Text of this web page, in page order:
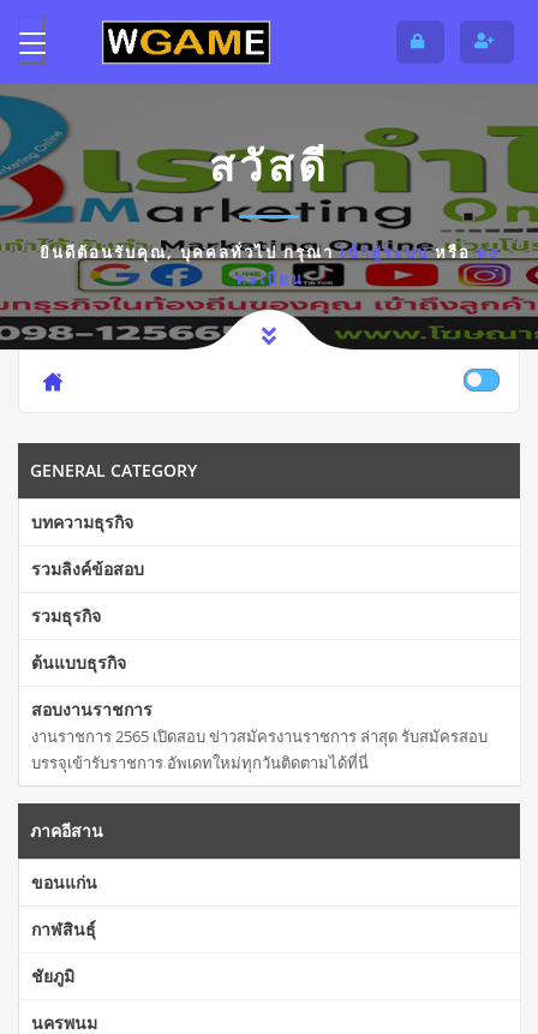
สวัสดี
ยินดีต้อนรับคุณ,บุคคลทั่วไปกรุณาเข้าสู่ระบบหรือลง
ทะเบียน
GENERAL CATEGORY
บทความธุรกิจ
รวมลิงค์ข้อสอบ
รวมธุรกิจ
ต้นแบบธุรกิจ
สอบงานราชการ
งานราชการ 2565 เปิดสอบ ข่าวสมัครงานราชการ ล่าสุด รับสมัครสอบ
บรรจุเข้ารับราชการ อัพเดทใหม่ทุกวันติดตามได้ที่นี่
ภาคอีสาน
ขอนแก่น
กาฬสินธุ์
ชัยภูมิ
นครพนม